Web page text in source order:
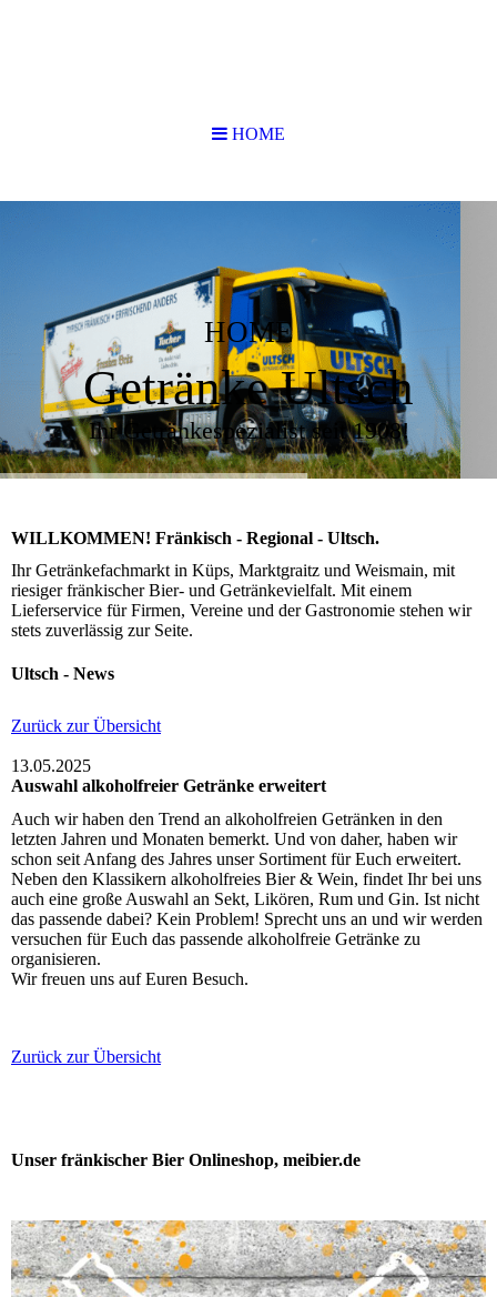
HOME
Getränke Ultsch
Ihr Getränkespezialist seit 1908!
WILLKOMMEN! Fränkisch - Regional - Ultsch.
Ihr Getränkefachmarkt in Küps, Marktgraitz und Weismain, mit
riesiger fränkischer Bier- und Getränkevielfalt. Mit einem
Lieferservice für Firmen, Vereine und der Gastronomie stehen wir
stets zuverlässig zur Seite.
Ultsch - News
Zurück zur Übersicht
13.05.2025
Auswahl alkoholfreier Getränke erweitert
Auch wir haben den Trend an alkoholfreien Getränken in den
letzten Jahren und Monaten bemerkt. Und von daher, haben wir
schon seit Anfang des Jahres unser Sortiment für Euch erweitert.
Neben den Klassikern alkoholfreies Bier & Wein, findet Ihr bei uns
auch eine große Auswahl an Sekt, Likören, Rum und Gin. Ist nicht
das passende dabei? Kein Problem! Sprecht uns an und wir werden
versuchen für Euch das passende alkoholfreie Getränke zu
organisieren.
Wir freuen uns auf Euren Besuch.
Zurück zur Übersicht
Unser fränkischer Bier Onlineshop, meibier.de
HOME